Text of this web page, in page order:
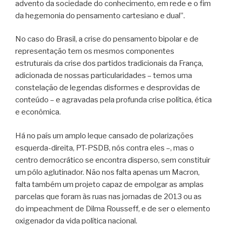
advento da sociedade do conhecimento, em rede e o fim
da hegemonia do pensamento cartesiano e dual”.
No caso do Brasil, a crise do pensamento bipolar e de
representação tem os mesmos componentes
estruturais da crise dos partidos tradicionais da França,
adicionada de nossas particularidades – temos uma
constelação de legendas disformes e desprovidas de
conteúdo – e agravadas pela profunda crise política, ética
e econômica.
Há no país um amplo leque cansado de polarizações
esquerda-direita, PT-PSDB, nós contra eles –, mas o
centro democrático se encontra disperso, sem constituir
um pólo aglutinador. Não nos falta apenas um Macron,
falta também um projeto capaz de empolgar as amplas
parcelas que foram às ruas nas jornadas de 2013 ou as
do impeachment de Dilma Rousseff, e de ser o elemento
oxigenador da vida política nacional.